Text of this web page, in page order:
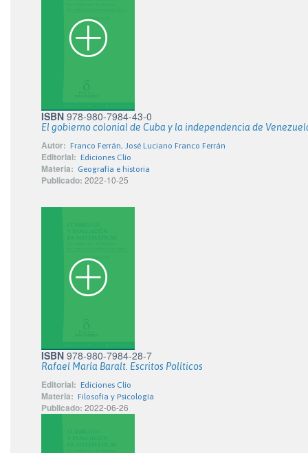
ISBN 978-980-7984-43-0
El gobierno colonial de Cuba y la independencia de
Autor: Franco Ferrán, José Luciano Franco Ferrán
Editorial: Ediciones Clío
Materia: Geografía e historia
Publicado: 2022-10-25
ISBN 978-980-7984-28-7
Rafael María Baralt. Escritos Políticos
Editorial: Ediciones Clío
Materia: Filosofía y Psicología
Publicado: 2022-06-26